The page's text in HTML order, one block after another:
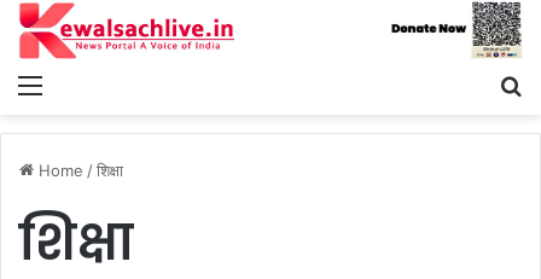
Menu
Home /शिक्षा
शिक्षा